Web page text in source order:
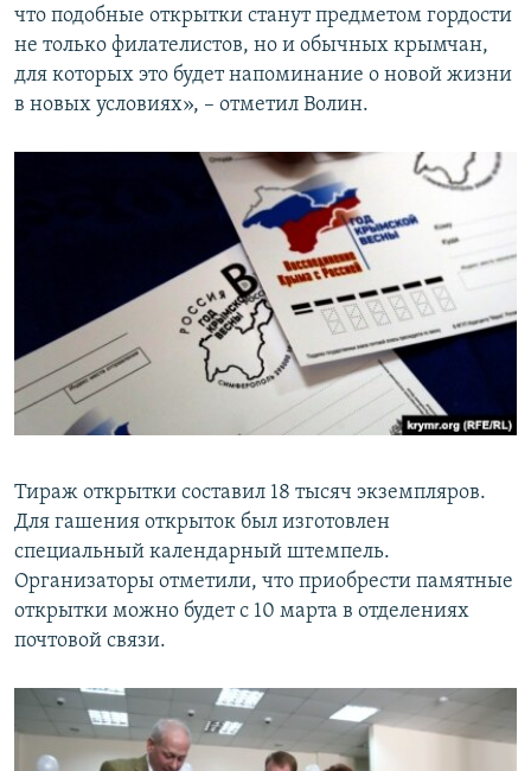
что подобные открытки станут предметом гордости
не только филателистов, но и обычных крымчан,
для которых это будет напоминание о новой жизни
в новых условиях», – отметил Волин.
Тираж открытки составил 18 тысяч экземпляров.
Для гашения открыток был изготовлен
специальный календарный штемпель.
Организаторы отметили, что приобрести памятные
открытки можно будет с 10 марта в отделениях
почтовой связи.